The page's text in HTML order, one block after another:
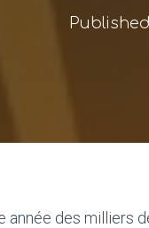
des milliers